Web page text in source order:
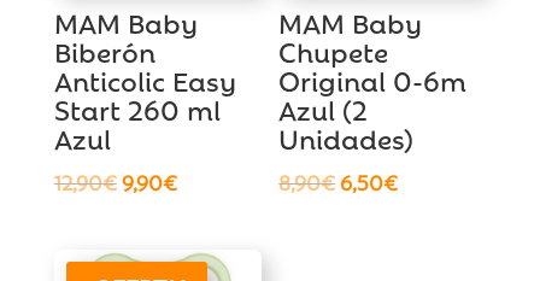
MAM Baby
Biberón
Anticolic Easy
Start 260 ml
Azul
12,90€El
era:
9,90€El
es:
MAM Baby
Chupete
Original 0-6m
Azul (2
Unidades)
8,90€ El
6,50€El